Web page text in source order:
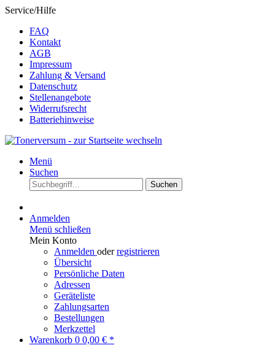
Service/Hilfe
FAQ
Kontakt
AGB
Impressum
Zahlung & Versand
Datenschutz
Stellenangebote
Widerrufsrecht
Batteriehinweise
Menü
Suchen
Suchen
Anmelden
Menü schließen
Mein Konto
Anmelden oderregistrieren
Übersicht
Persönliche Daten
Adressen
Geräteliste
Zahlungsarten
Bestellungen
Merkzettel
Warenkorb 0 0,00 € *